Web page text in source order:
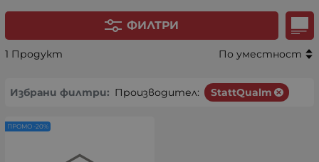
ФИЛТРИ
1 Продукт По уместност
Избрани филтри: Производител: StattQualm
ПРОМО -20%